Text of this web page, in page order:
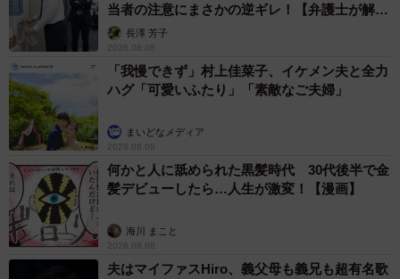
でんかさん：もともとお酒を飲むのが好きだったのです
が、自分が口にするお酒がどのように作られてるのか気に
なって勉強をはじめました。ウイスキーは生産される地
域・製造工程によって数多の種類が生み出され、ストレー
トで飲んだり割り材と組み合わせたりして、いろんな変化
を楽しめて飽きないところが好きです。
――今回投稿されたメーカーズマークやジャックダニエル
の他に、マックと合わせる時にオススメのウイスキーはあ
りますか？
当者の注意にまさかの逆ギレ！【弁護士が解
説】長澤 芳子
2026.08.08
「我慢できず」村上佳菜子、イケメン夫と全力
ハグ「可愛いふたり」「素敵なご夫婦」
まいどなメディア
2026.08.08
何かと人に舐められた黒髪時代 30代後半で金
髪デビューしたら…人生が激変！【漫画】
海川 まこと
2026.08.08
夫はマイファスHiro、義父母も義兄も超有名歌